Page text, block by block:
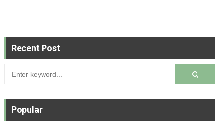
Recent Post
Popular